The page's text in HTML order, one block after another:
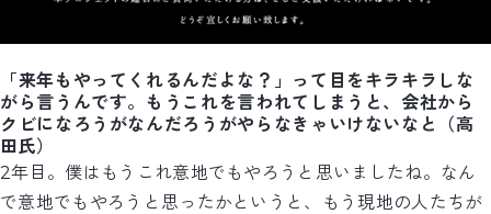
「来年もやってくれるんだよな？」って目をキラキラしな
がら言うんです。もうこれを言われてしまうと、会社から
クビになろうがなんだろうがやらなきゃいけないなと（高
田氏）
2年目。僕はもうこれ意地でもやろうと思いましたね。なん
で意地でもやろうと思ったかというと、もう現地の人たちが